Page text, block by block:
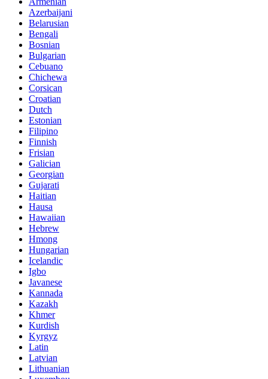
Azerbaijani
Belarusian
Bengali
Bosnian
Bulgarian
Cebuano
Chichewa
Corsican
Croatian
Dutch
Estonian
Filipino
Finnish
Frisian
Galician
Georgian
Gujarati
Haitian
Hausa
Hawaiian
Hebrew
Hmong
Hungarian
Icelandic
Igbo
Javanese
Kannada
Kazakh
Khmer
Kurdish
Kyrgyz
Latin
Latvian
Lithuanian